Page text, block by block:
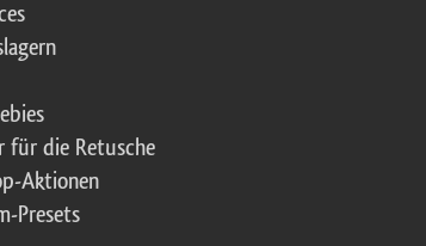
für die Retusche
Aktionen
Presets